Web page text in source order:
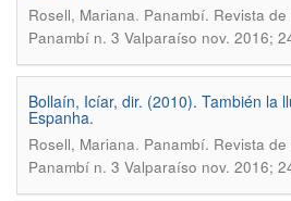
Rosell, Mariana. Panambí. Revista
Panambí n. 3 Valparaíso nov. 2016;
Bollaín, Icíar, dir. (2010). También la
Espanha.
Rosell, Mariana. Panambí. Revista
Panambí n. 3 Valparaíso nov. 2016;